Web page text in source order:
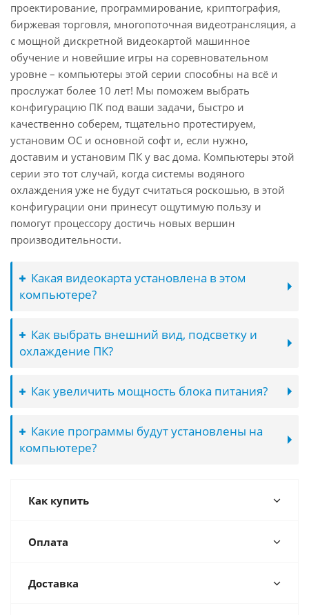
проектирование, программирование, криптография,
биржевая торговля, многопоточная видеотрансляция, а
с мощной дискретной видеокартой машинное
обучение и новейшие игры на соревновательном
уровне – компьютеры этой серии способны на всё и
прослужат более 10 лет! Мы поможем выбрать
конфигурацию ПК под ваши задачи, быстро и
качественно соберем, тщательно протестируем,
установим ОС и основной софт и, если нужно,
доставим и установим ПК у вас дома. Компьютеры этой
серии это тот случай, когда системы водяного
охлаждения уже не будут считаться роскошью, в этой
конфигурации они принесут ощутимую пользу и
помогут процессору достичь новых вершин
производительности.
Какая видеокарта установлена в этом
компьютере?
Как выбрать внешний вид, подсветку и
охлаждение ПК?
Как увеличить мощность блока питания?
Какие программы будут установлены на
компьютере?
Как купить
Оплата
Доставка